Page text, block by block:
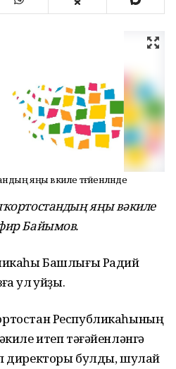
яңы вәкиле тәғәйенләнде
яңы вәкиле
Байымов.
Башлығы Радий
ҡул ҡуйҙы.
Республикаһының
итеп тәғәйенләнгә
директоры булды, шулай